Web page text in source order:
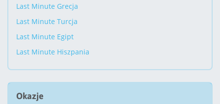
Last Minute Grecja
Last Minute Turcja
Last Minute Egipt
Last Minute Hiszpania
Okazje